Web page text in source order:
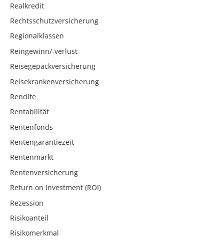
Realkredit
Rechtsschutzversicherung
Regionalklassen
Reingewinn/-verlust
Reisegepäckversicherung
Reisekrankenversicherung
Rendite
Rentabilität
Rentenfonds
Rentengarantiezeit
Rentenmarkt
Rentenversicherung
Return on Investment (ROI)
Rezession
Risikoanteil
Risikomerkmal